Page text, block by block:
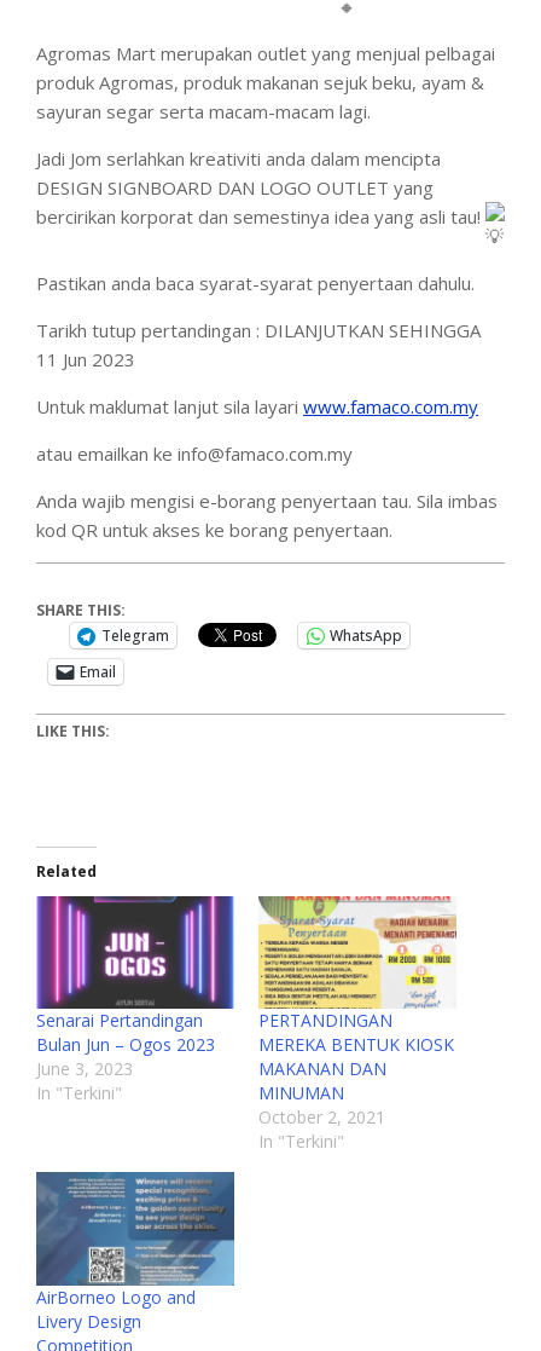
Agromas Mart merupakan outlet yang menjual pelbagai
produk Agromas, produk makanan sejuk beku, ayam &
sayuran segar serta macam-macam lagi.
Jadi Jom serlahkan kreativiti anda dalam mencipta
DESIGN SIGNBOARD DAN LOGO OUTLET yang
bercirikan korporat dan semestinya idea yang asli tau!
Pastikan anda baca syarat-syarat penyertaan dahulu.
Tarikh tutup pertandingan : DILANJUTKAN SEHINGGA
11 Jun 2023
Untuk maklumat lanjut sila layari www.famaco.com.my
atau emailkan ke info@famaco.com.my
Anda wajib mengisi e-borang penyertaan tau. Sila imbas
kod QR untuk akses ke borang penyertaan.
SHARE THIS:
Telegram
WhatsApp
Email
LIKE THIS:
Related
Senarai Pertandingan
Bulan Jun – Ogos 2023
June 3, 2023
In "Terkini"
PERTANDINGAN
MEREKA BENTUK KIOSK
MAKANAN DAN
MINUMAN
October 2, 2021
In "Terkini"
AirBorneo Logo and
Livery Design
Competition